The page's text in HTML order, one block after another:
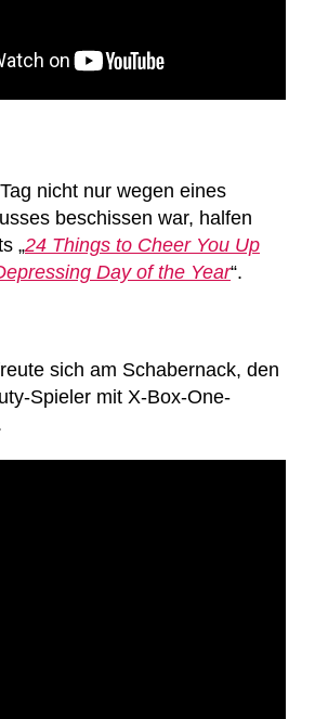
nicht nur wegen eines
beschissen war, halfen
„24 Things to Cheer You Up
Day of the Year“.
sich am Schabernack, den
Spieler mit X-Box-One-